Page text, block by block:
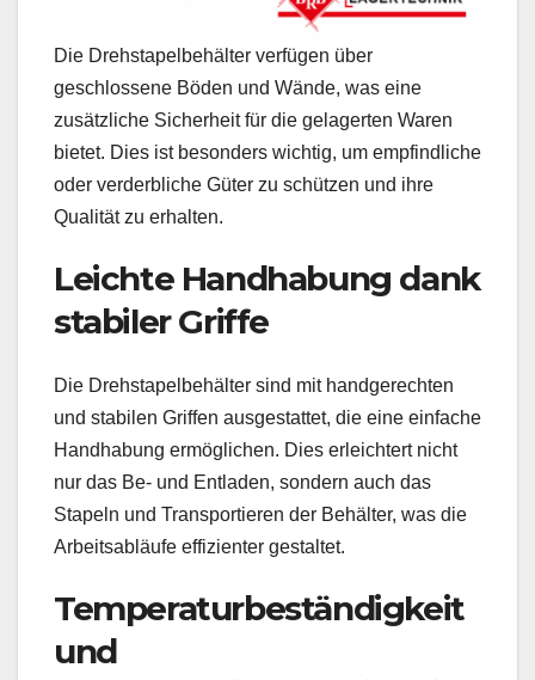
Die Drehstapelbehälter verfügen über
geschlossene Böden und Wände, was eine
zusätzliche Sicherheit für die gelagerten Waren
bietet. Dies ist besonders wichtig, um empfindliche
oder verderbliche Güter zu schützen und ihre
Qualität zu erhalten.
Leichte Handhabung dank
stabiler Griffe
Die Drehstapelbehälter sind mit handgerechten
und stabilen Griffen ausgestattet, die eine einfache
Handhabung ermöglichen. Dies erleichtert nicht
nur das Be- und Entladen, sondern auch das
Stapeln und Transportieren der Behälter, was die
Arbeitsabläufe effizienter gestaltet.
Temperaturbeständigkeit
und